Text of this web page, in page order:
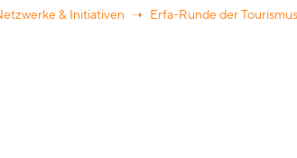
& Initiativen Erfa-Runde der